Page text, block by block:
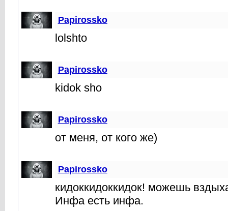
Papirossko
lolshto
Papirossko
kidok sho
Papirossko
от меня, от кого же)
Papirossko
кидоккидоккидок! можешь
Инфа есть инфа.